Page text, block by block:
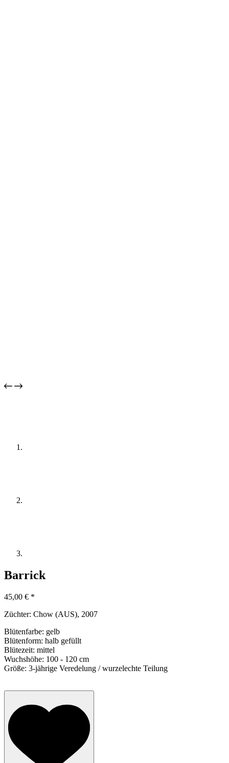
Barrick
45,00 € *
Züchter: Chow (AUS), 2007
Blütenfarbe: gelb
Blütenform: halb gefüllt
Blütezeit: mittel
Wuchshöhe: 100 - 120 cm
Größe: 3-jährige Veredelung / wurzelechte Teilung